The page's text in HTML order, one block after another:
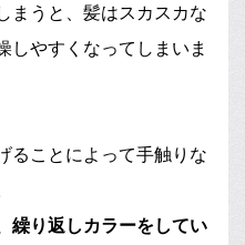
まうと、髪はスカスカな
しやすくなってしまいま
ることによって手触りな
繰り返しカラーをしてい